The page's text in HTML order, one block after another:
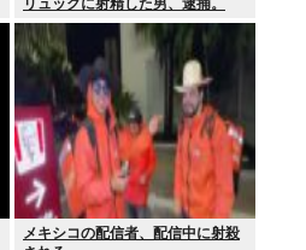
リュックに射精した男、逮捕。
メキシコの配信者、配信中に射殺